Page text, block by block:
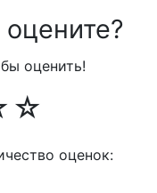
оценить!
☆
оценок: